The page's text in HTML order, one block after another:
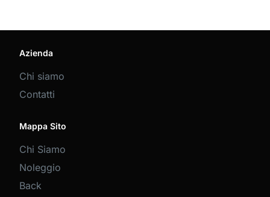
Azienda
Chi siamo
Contatti
Mappa Sito
Chi Siamo
Noleggio
Back